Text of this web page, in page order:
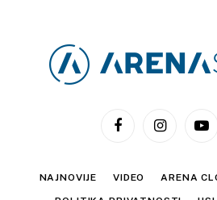
FacebookInstagram
NAJNOVIJE VIDEO ARENA